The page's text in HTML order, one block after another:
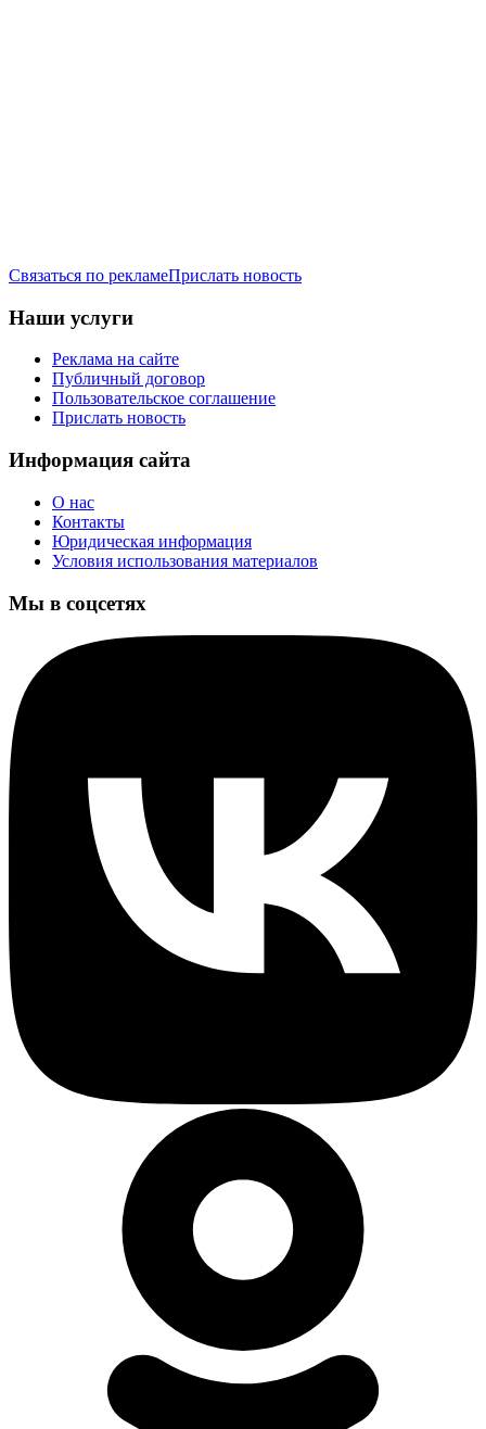
Связаться по рекламеПрислать новость
Наши услуги
Реклама на сайте
Публичный договор
Пользовательское соглашение
Прислать новость
Информация сайта
О нас
Контакты
Юридическая информация
Условия использования материалов
Мы в соцсетях